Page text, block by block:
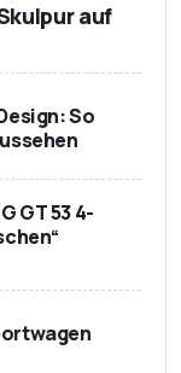
auf
So
GT 53 4-